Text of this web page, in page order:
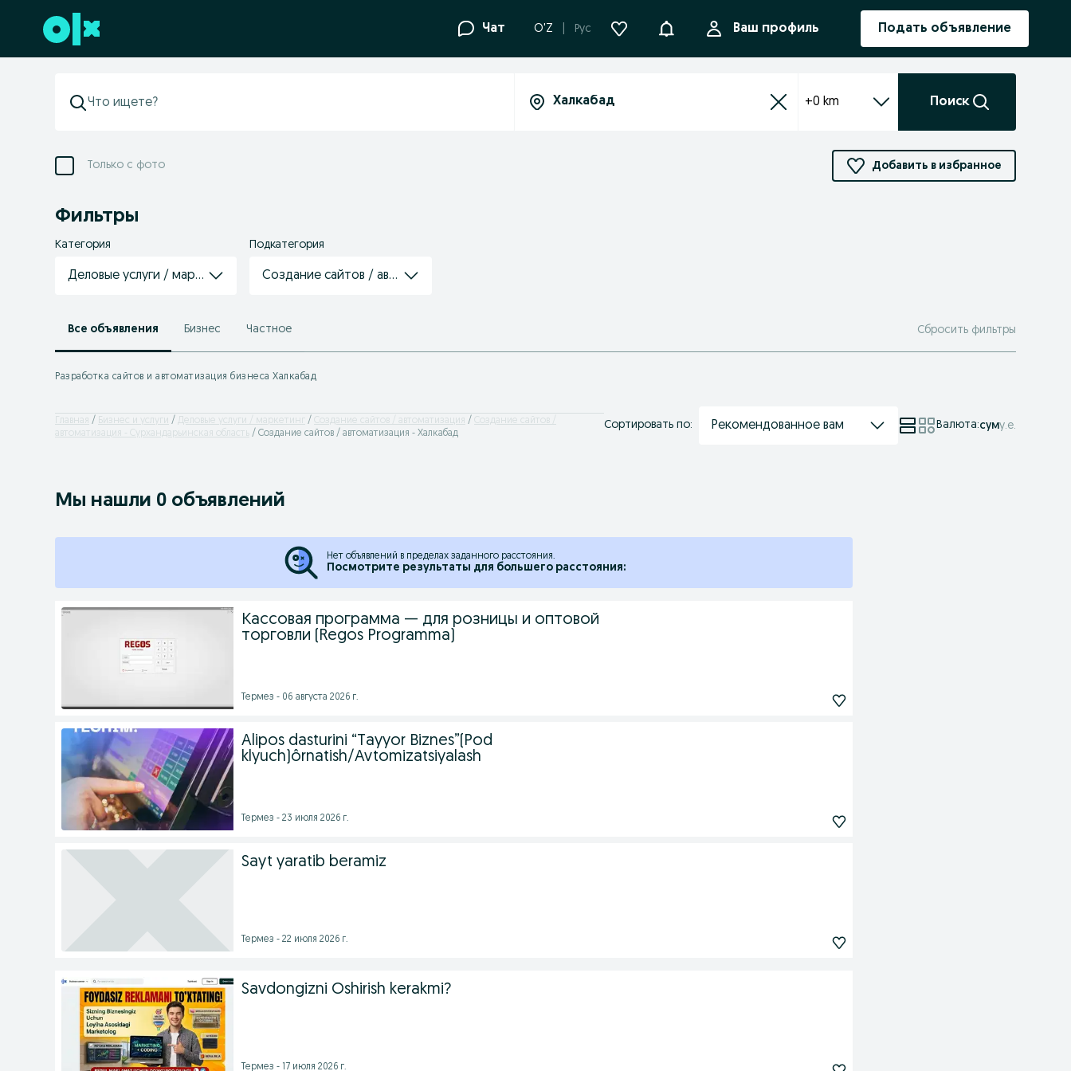
Перейти к нижнему колонтитулу Чат O'Z Рус УведомленияВаш профиль Подать объявление
+0 km Поиск
Только с фото Добавить в избранное
Фильтры
Категория
Деловые услуги / маркетинг
Подкатегория
Создание сайтов / автоматизация
Все объявления Бизнес Частное Сбросить фильтры
Разработка сайтов и автоматизация бизнеса Халкабад
Главная Бизнес и услуги Деловые услуги / маркетинг Создание сайтов / автоматизация
Создание сайтов /
автоматизация - Сурхандарьинская область
Создание сайтов / автоматизация - Халкабад
Сортировать по: Рекомендованное вам Валюта:суму.е.
Мы нашли 0 объявлений
Нет объявлений в пределах заданного расстояния.
Посмотрите результаты для большего расстояния:
Кассовая программа — для розницы и оптовой
торговли (Regos Programma)
Термез - 06 августа 2026 г.
Alipos dasturini “Tayyor Biznes”(Pod
klyuch)ôrnatish/Avtomizatsiyalash
Термез - 23 июля 2026 г.
Sayt yaratib beramiz
Термез - 22 июля 2026 г.
Savdongizni Oshirish kerakmi?
Термез - 17 июля 2026 г.